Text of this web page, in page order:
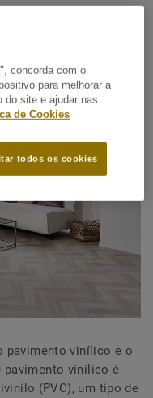
pavimento vinílico e o
pavimento vinílico é
(PVC), um tipo de
concorda com o
para melhorar a
do site e ajudar nas
de Cookies
todos os cookies